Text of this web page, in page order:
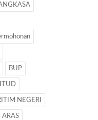
BUP
NEGERI
ARAS